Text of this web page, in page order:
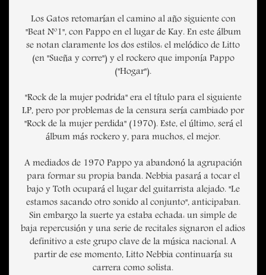
Los Gatos retomarían el camino al año siguiente con
"Beat Nº1", con Pappo en el lugar de Kay. En este álbum
se notan claramente los dos estilos: el melódico de Litto
(en "Sueña y corre") y el rockero que imponía Pappo
("Hogar").
"Rock de la mujer podrida" era el título para el siguiente
LP, pero por problemas de la censura sería cambiado por
"Rock de la mujer perdida" (1970). Este, el último, será el
álbum más rockero y, para muchos, el mejor.
A mediados de 1970 Pappo ya abandonó la agrupación
para formar su propia banda. Nebbia pasará a tocar el
bajo y Toth ocupará el lugar del guitarrista alejado. "Le
estamos sacando otro sonido al conjunto", anticipaban.
Sin embargo la suerte ya estaba echada: un simple de
baja repercusión y una serie de recitales signaron el adios
definitivo a este grupo clave de la música nacional. A
partir de ese momento, Litto Nebbia continuaría su
carrera como solista.